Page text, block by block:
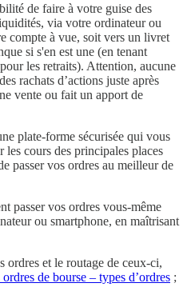
de faire à votre guise des
via votre ordinateur ou
compte à vue, soit vers un livret
si s'en est une (en tenant
les retraits). Attention, aucune
rachats d’actions juste après
vente ou fait un apport de
plate-forme sécurisée qui vous
les cours des principales places
passer vos ordres au meilleur de
passer vos ordres vous-même
ou smartphone, en maîtrisant
ordres et le routage de ceux-ci,
ordres de bourse – types d’ordres ;